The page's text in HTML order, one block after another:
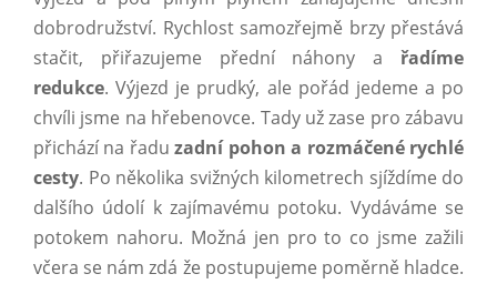
dobrodružství. Rychlost samozřejmě brzy přestává
stačit, přiřazujeme přední náhony a řadíme
redukce. Výjezd je prudký, ale pořád jedeme a po
chvíli jsme na hřebenovce. Tady už zase pro zábavu
přichází na řaduzadní pohon a rozmáčené rychlé
cesty. Po několika svižných kilometrech sjíždíme do
dalšího údolí k zajímavému potoku. Vydáváme se
potokem nahoru. Možná jen pro to co jsme zažili
včera se nám zdá že postupujeme poměrně hladce.